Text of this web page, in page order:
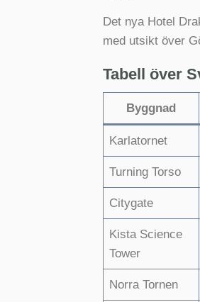
Det nya Hotel
med utsikt över
Tabell över
Byggnad
Karlatornet
Turning Torso
Citygate
Kista Science
Tower
Norra Tornen